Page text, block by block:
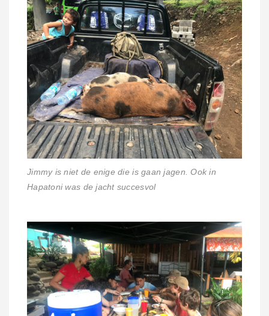
Jimmy is niet de enige die is gaan jagen. Ook in
Hapatoni was de jacht succesvol